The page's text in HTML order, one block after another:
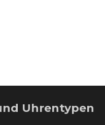
Uhrentypen